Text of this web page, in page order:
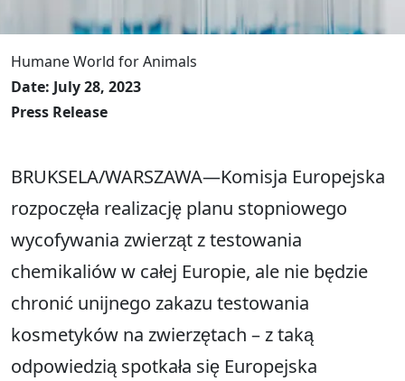
Humane World for Animals
Date: July 28, 2023
Press Release
BRUKSELA/WARSZAWA—Komisja Europejska
rozpoczęła realizację planu stopniowego
wycofywania zwierząt z testowania
chemikaliów w całej Europie, ale nie będzie
chronić unijnego zakazu testowania
kosmetyków na zwierzętach – z taką
odpowiedzią spotkała się Europejska